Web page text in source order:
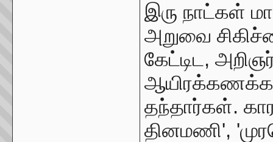
இரு நாட்கள்
அறுவை
கேட்டிட,
தந்தார்கள்.
தினமணி',